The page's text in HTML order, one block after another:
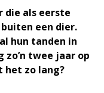
die als eerste
een dier.
hun tanden in
twee jaar op
het zo lang?